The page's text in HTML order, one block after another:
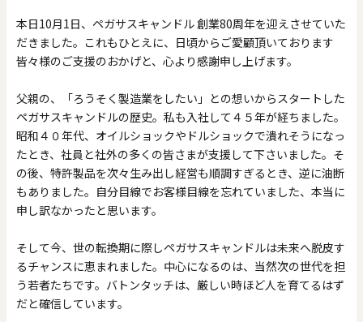
本日10月1日、ペガサスキャンドル 創業80周年を迎えさせていた
だきました。これもひとえに、日頃からご愛顧頂いております
皆々様のご支援のおかげと、心より感謝申し上げます。
父親の、「ろうそく製造業をしたい」との想いからスタートした
ペガサスキャンドルの歴史。私も入社して４５年が経ちました。
昭和４０年代、オイルショックやドルショックで潰れそうになっ
たとき、社員と社外の多くの皆さまが支援して下さいました。そ
の後、特許製品を次々生み出し経営も順調すぎるとき、逆に油断
もありました。自分目線でお客様目線を忘れていました、本当に
申し訳なかったと思います。
そして今、世の転換期に際しペガサスキャンドルは未来へ脱皮す
るチャンスに恵まれました。中心になるのは、当然次の世代を担
う若者たちです。バトンタッチは、厳しい時ほど人を育てるはず
だと確信しています。